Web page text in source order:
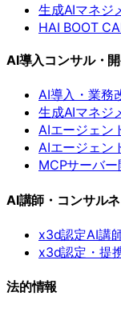
生成AIマネジ
HAI BOOT
AI導入コンサル・
AI導入・業務
生成AIマネジ
AIエージェン
AIエージェン
MCPサーバー
AI講師・コンサル
x3d認定AI講
x3d認定・提
法的情報